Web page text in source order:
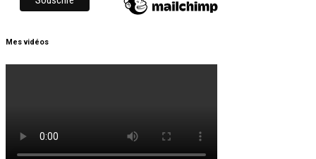
Mes vidéos